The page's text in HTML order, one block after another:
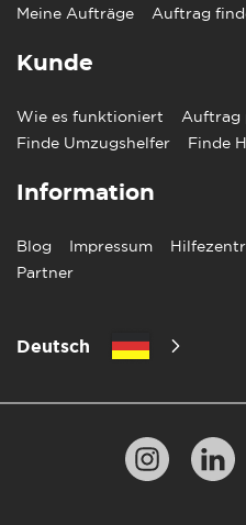
Meine Aufträge
Auftrag
Kunde
Wie es funktioniert Auftrag
Finde Umzugshelfer
Finde
Information
Blog Impressum
Partner
Deutsch